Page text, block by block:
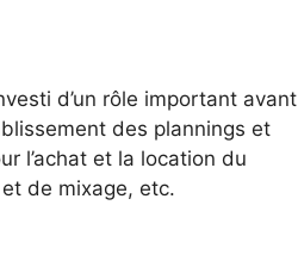
d’un rôle important avant
des plannings et
l’achat et la location du
de mixage, etc.